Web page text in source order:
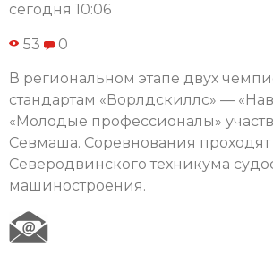
сегодня 10:06
53 0
В региональном этапе двух
стандартам «Ворлдскиллс» —
«Молодые профессионалы»
Севмаша. Соревнования проходят
Северодвинского техникума
машиностроения.